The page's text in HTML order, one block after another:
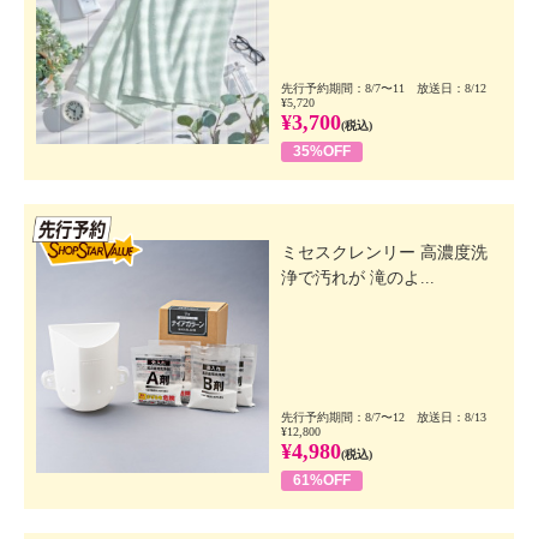
先行予約期間：8/7〜11 放送日：8/12
¥5,720
¥3,700(税込)
35%OFF
ミセスクレンリー 高濃度洗
浄で汚れが 滝のよ...
先行予約期間：8/7〜12 放送日：8/13
¥12,800
¥4,980(税込)
61%OFF